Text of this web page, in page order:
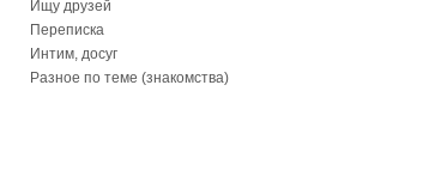
Ищу друзей
Переписка
Интим, досуг
Разное по теме (знакомства)